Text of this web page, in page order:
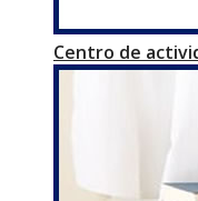
Centro de